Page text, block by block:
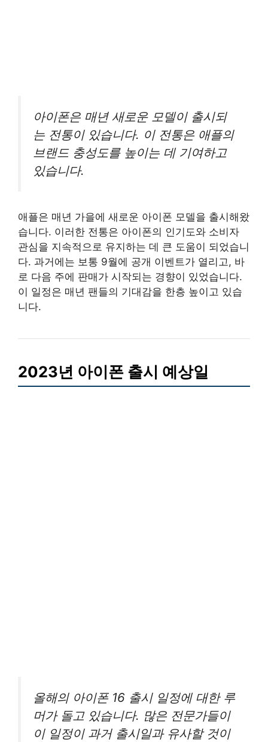
아이폰은 매년 새로운 모델이 출시되
는 전통이 있습니다. 이 전통은 애플의
브랜드 충성도를 높이는 데 기여하고
있습니다.
애플은 매년 가을에 새로운 아이폰 모델을 출시해왔
습니다. 이러한 전통은 아이폰의 인기도와 소비자
관심을 지속적으로 유지하는 데 큰 도움이 되었습니
다. 과거에는 보통 9월에 공개 이벤트가 열리고, 바
로 다음 주에 판매가 시작되는 경향이 있었습니다.
이 일정은 매년 팬들의 기대감을 한층 높이고 있습
니다.
2023년 아이폰 출시 예상일
올해의 아이폰 16 출시 일정에 대한 루
머가 돌고 있습니다. 많은 전문가들이
이 일정이 과거 출시일과 유사할 것이